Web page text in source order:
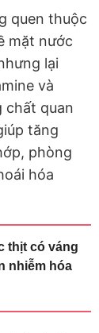
quen thuộc
mặt nước
lại
và
chất quan
tăng
phòng
hóa
thịt có váng
nhiễm hóa